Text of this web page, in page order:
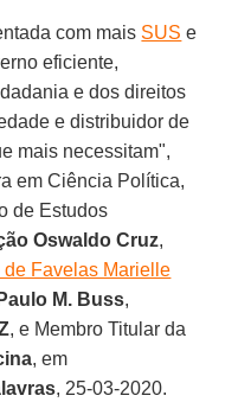
com mais SUS e
eficiente,
e dos direitos
e distribuidor de
mais necessitam",
em Ciência Política,
de Estudos
Oswaldo Cruz,
de Favelas Marielle
Paulo M. Buss,
, e Membro Titular da
, em
, 25-03-2020.